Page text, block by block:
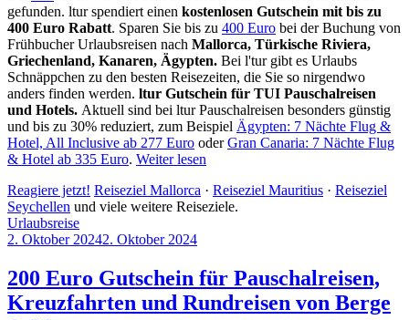
gefunden. ltur spendiert einen kostenlosen Gutschein mit bis zu
400 Euro Rabatt. Sparen Sie bis zu 400 Euro bei der Buchung von
Frühbucher Urlaubsreisen nach Mallorca, Türkische Riviera,
Griechenland, Kanaren, Ägypten. Bei l'tur gibt es Urlaubs
Schnäppchen zu den besten Reisezeiten, die Sie so nirgendwo
anders finden werden. ltur Gutschein für TUI Pauschalreisen
und Hotels. Aktuell sind bei ltur Pauschalreisen besonders günstig
und bis zu 30% reduziert, zum Beispiel Ägypten: 7 Nächte Flug &
Hotel, All Inclusive ab 277 Euro oderGran Canaria: 7 Nächte Flug
& Hotel ab 335 Euro. Weiter lesen
Reagiere jetzt! Reiseziel Mallorca · Reiseziel Mauritius · Reiseziel
Seychellen und viele weitere Reiseziele.
Urlaubsreise
2. Oktober 20242. Oktober 2024
Allan
200 Euro Gutschein für Pauschalreisen,
Kreuzfahrten und Rundreisen von Berge